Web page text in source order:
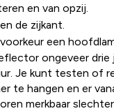
en van opzij.
de zijkant.
een
ongeveer drie
Je kunt testen of
te hangen en er
merkbaar